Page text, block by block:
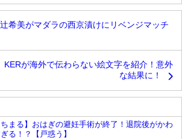
辻希美がマダラの西京漬けにリベンジマッチ
KERが海外で伝わらない絵文字を紹介！意外
な結果に！
ちまる】おはぎの避妊手術が終了！退院後がかわ
る！？【戸惑う】